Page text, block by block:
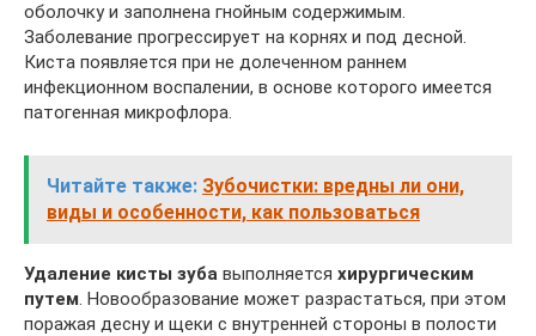
оболочку и заполнена гнойным содержимым.
Заболевание прогрессирует на корнях и под десной.
Киста появляется при не долеченном раннем
инфекционном воспалении, в основе которого имеется
патогенная микрофлора.
Читайте также: Зубочистки: вредны ли они,
виды и особенности, как пользоваться
Удаление кисты зуба выполняется хирургическим
путем. Новообразование может разрастаться, при этом
поражая десну и щеки с внутренней стороны в полости